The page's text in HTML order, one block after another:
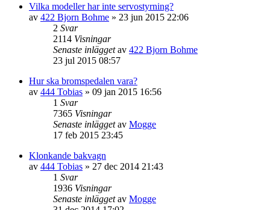
Vilka modeller har inte servostyrning?
av 422 Bjorn Bohme » 23 jun 2015 22:06
2 Svar
2114 Visningar
Senaste inläggetav 422 Bjorn Bohme
23 jul 2015 08:57
Hur ska bromspedalen vara?
av 444 Tobias » 09 jan 2015 16:56
1 Svar
7365 Visningar
Senaste inläggetav Mogge
17 feb 2015 23:45
Klonkande bakvagn
av 444 Tobias » 27 dec 2014 21:43
1 Svar
1936 Visningar
Senaste inläggetav Mogge